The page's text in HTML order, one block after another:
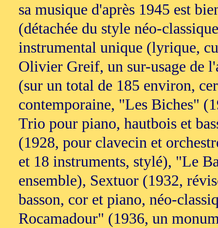
sa musique d'après 1945 est
(détachée du style néo-
instrumental unique (lyrique,
Olivier Greif, un sur-usage de
(sur un total de 185 environ,
contemporaine, "Les Biches"
Trio pour piano, hautbois et
(1928, pour clavecin et
et 18 instruments, stylé), "Le
ensemble), Sextuor (1932,
basson, cor et piano, néo-
Rocamadour" (1936, un